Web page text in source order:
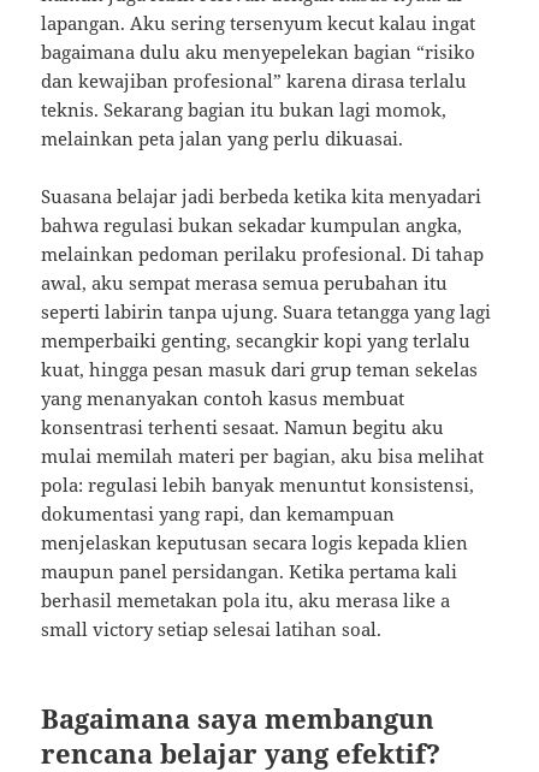
lapangan. Aku sering tersenyum kecut kalau ingat
bagaimana dulu aku menyepelekan bagian “risiko
dan kewajiban profesional” karena dirasa terlalu
teknis. Sekarang bagian itu bukan lagi momok,
melainkan peta jalan yang perlu dikuasai.
Suasana belajar jadi berbeda ketika kita menyadari
bahwa regulasi bukan sekadar kumpulan angka,
melainkan pedoman perilaku profesional. Di tahap
awal, aku sempat merasa semua perubahan itu
seperti labirin tanpa ujung. Suara tetangga yang lagi
memperbaiki genting, secangkir kopi yang terlalu
kuat, hingga pesan masuk dari grup teman sekelas
yang menanyakan contoh kasus membuat
konsentrasi terhenti sesaat. Namun begitu aku
mulai memilah materi per bagian, aku bisa melihat
pola: regulasi lebih banyak menuntut konsistensi,
dokumentasi yang rapi, dan kemampuan
menjelaskan keputusan secara logis kepada klien
maupun panel persidangan. Ketika pertama kali
berhasil memetakan pola itu, aku merasa like a
small victory setiap selesai latihan soal.
Bagaimana saya membangun
rencana belajar yang efektif?